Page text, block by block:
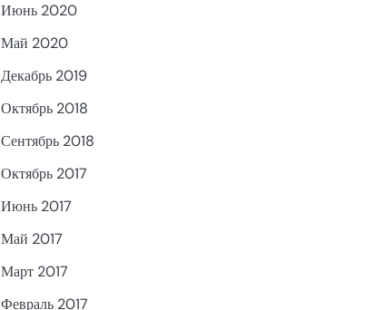
Июнь 2020
Май 2020
Декабрь 2019
Октябрь 2018
Сентябрь 2018
Октябрь 2017
Июнь 2017
Май 2017
Март 2017
Февраль 2017